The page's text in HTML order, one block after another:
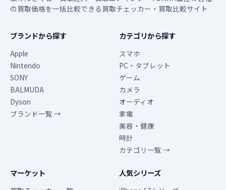
の買取価格を一括比較できる買取チェッカー・買取比較サイト
ブランドから探す
Apple
Nintendo
SONY
BALMUDA
Dyson
ブランド一覧 →
カテゴリから探す
スマホ
PC・タブレット
ゲーム
カメラ
オーディオ
家電
美容・健康
時計
カテゴリ一覧 →
マーケット 人気シリーズ